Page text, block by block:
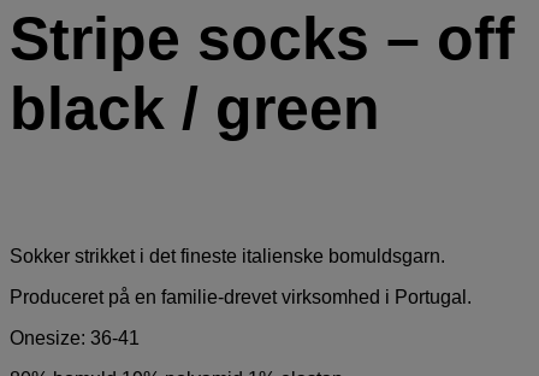
Stripe socks – off
black / green
Sokker strikket i det fineste italienske bomuldsgarn.
Produceret på en familie-drevet virksomhed i Portugal.
Onesize: 36-41